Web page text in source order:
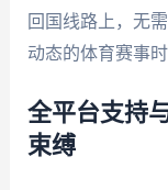
回国线路上，无
动态的体育赛事
全平台支持
束缚